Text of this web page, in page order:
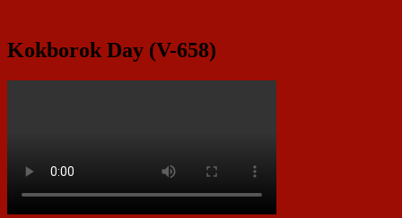
Kokborok Day (V-658)